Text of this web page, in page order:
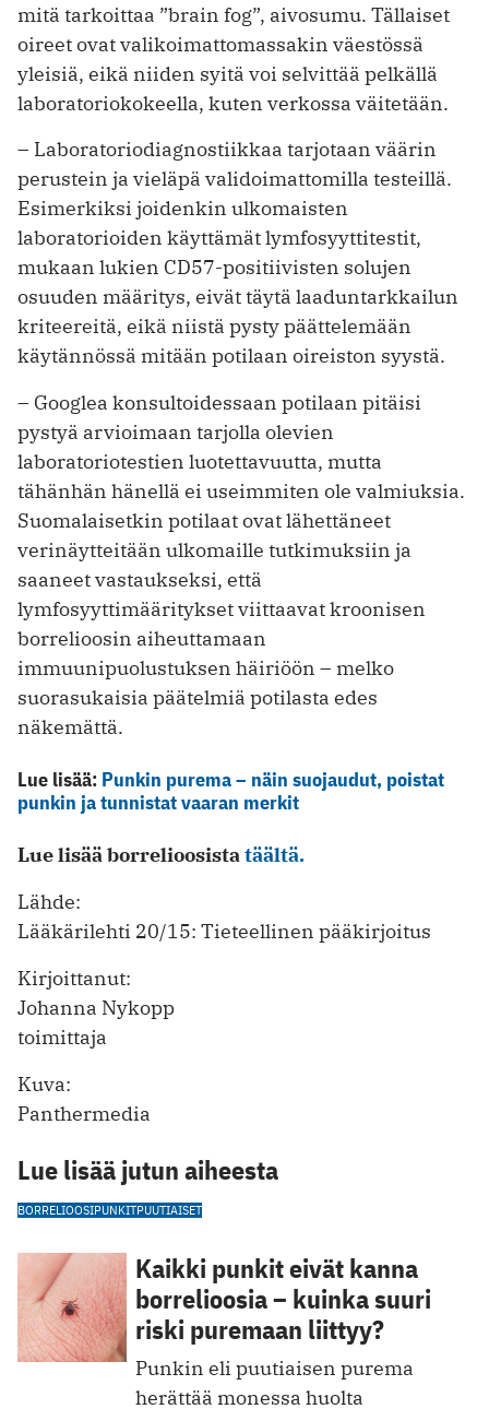
mitä tarkoittaa ”brain fog”, aivosumu. Tällaiset
oireet ovat valikoimattomassakin väestössä
yleisiä, eikä niiden syitä voi selvittää pelkällä
laboratoriokokeella, kuten verkossa väitetään.
– Laboratoriodiagnostiikkaa tarjotaan väärin
perustein ja vieläpä validoimattomilla testeillä.
Esimerkiksi joidenkin ulkomaisten
laboratorioiden käyttämät lymfosyyttitestit,
mukaan lukien CD57-positiivisten solujen
osuuden määritys, eivät täytä laaduntarkkailun
kriteereitä, eikä niistä pysty päättelemään
käytännössä mitään potilaan oireiston syystä.
– Googlea konsultoidessaan potilaan pitäisi
pystyä arvioimaan tarjolla olevien
laboratoriotestien luotettavuutta, mutta
tähänhän hänellä ei useimmiten ole valmiuksia.
Suomalaisetkin potilaat ovat lähettäneet
verinäytteitään ulkomaille tutkimuksiin ja
saaneet vastaukseksi, että
lymfosyyttimääritykset viittaavat kroonisen
borrelioosin aiheuttamaan
immuunipuolustuksen häiriöön – melko
suorasukaisia päätelmiä potilasta edes
näkemättä.
Lue lisää: Punkin purema – näin suojaudut, poistat
punkin ja tunnistat vaaran merkit
Lue lisää borrelioosistatäältä.
Lähde:
Lääkärilehti 20/15: Tieteellinen pääkirjoitus
Kirjoittanut:
Johanna Nykopp
toimittaja
Kuva:
Panthermedia
Lue lisää jutun aiheesta
BORRELIOOSIPUNKITPUUTIAISET
Kaikki punkit eivät kanna
borrelioosia – kuinka suuri
riski puremaan liittyy?
Punkin eli puutiaisen purema
herättää monessa huolta